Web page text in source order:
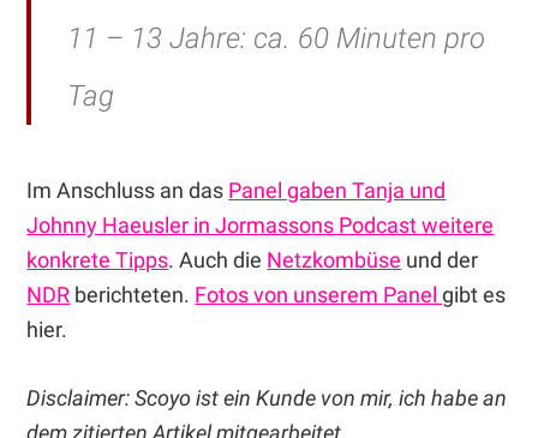
11 – 13 Jahre: ca. 60 Minuten pro
Tag
Im Anschluss an das Panel gaben Tanja und
Johnny Haeusler in Jormassons Podcast weitere
konkrete Tipps. Auch die Netzkombüse und der
NDR berichteten. Fotos von unserem Panelgibt es
hier.
Disclaimer: Scoyo ist ein Kunde von mir, ich habe an
dem zitierten Artikel mitgearbeitet.